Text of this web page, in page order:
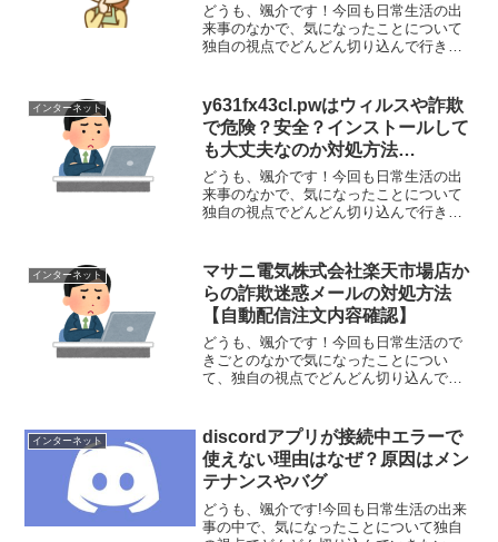
どうも、颯介です！今回も日常生活の出
来事のなかで、気になったことについて
独自の視点でどんどん切り込んで行きた
サイト閲覧中に『JS/adware.agent.AC』
アプリ...
インターネット
y631fx43cl.pwはウィルスや詐欺
で危険？安全？インストールして
も大丈夫なのか対処方法
【Androidスマホ】
どうも、颯介です！今回も日常生活の出
来事のなかで、気になったことについて
独自の視点でどんどん切り込んで行きた
は、アンドロイド携帯を使用していて、
突然表示される『y631f...
インターネット
マサニ電気株式会社楽天市場店か
らの詐欺迷惑メールの対処方法
【自動配信注文内容確認】
どうも、颯介です！今回も日常生活ので
きごとのなかで気になったことについ
て、独自の視点でどんどん切り込んで行
のは、『マサニ電気株式会社楽天市場
店』というところからの注文確...
インターネット
discordアプリが接続中エラーで
使えない理由はなぜ？原因はメン
テナンスやバグ
どうも、颯介です!今回も日常生活の出来
事の中で、気になったことについて独自